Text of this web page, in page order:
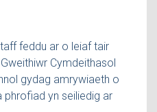
feddu ar o leiaf tair
Cymdeithasol
gydag amrywiaeth o
phrofiad yn seiliedig ar